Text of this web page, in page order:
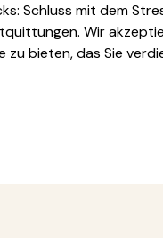
Schluss mit dem
Wir
zu bieten, das Sie